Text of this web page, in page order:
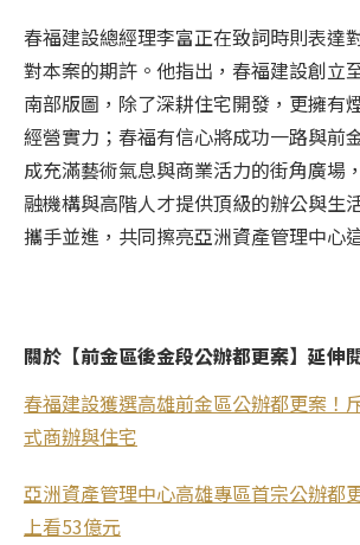
春福建設總經理李富正在致詞時則表達
對本案的期許。他指出，春福建設創立
南部版圖，除了深耕住宅開發，更擁有
經營實力；春福有信心將成功一路與前
成充滿藝術氣息與商業活力的街角廣場
融機構與高階人才提供頂級的辦公與生
攜手並進，共同擦亮亞洲資產管理中心
關於【前金區後金段公辦都更案】延伸
春福建設獲選高雄前金區公辦都更案！
式商辦與住宅
亞洲資產管理中心高雄專區首宗公辦都
上看53億元